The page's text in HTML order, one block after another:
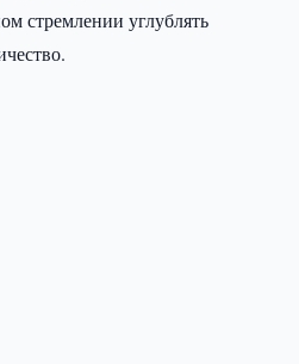
стремлении углублять